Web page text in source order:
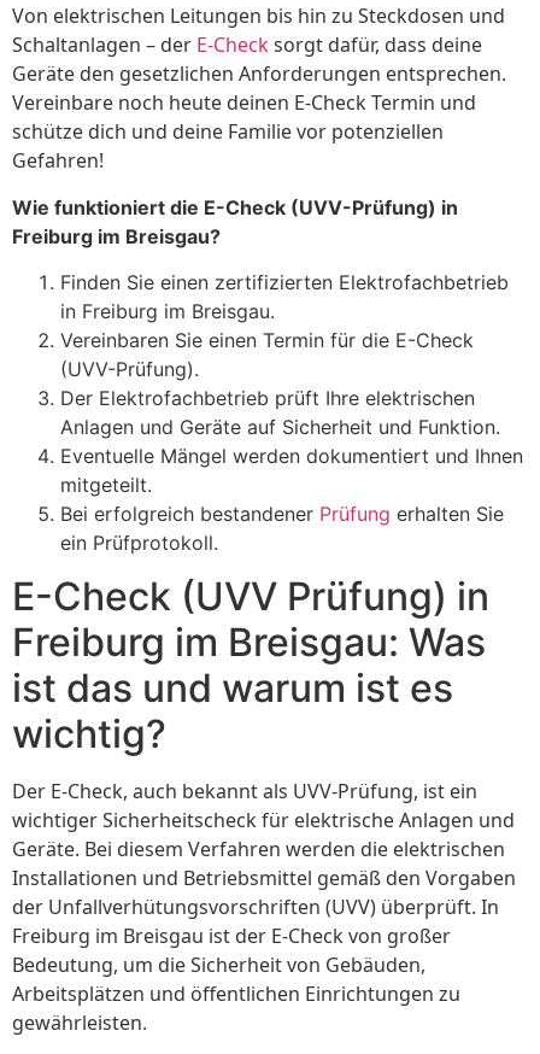
Von elektrischen Leitungen bis hin zu Steckdosen und
Schaltanlagen – der E-Checksorgt dafür, dass deine
Geräte den gesetzlichen Anforderungen entsprechen.
Vereinbare noch heute deinen E-Check Termin und
schütze dich und deine Familie vor potenziellen
Gefahren!
Wie funktioniert die E-Check (UVV-Prüfung) in
Freiburg im Breisgau?
Finden Sie einen zertifizierten Elektrofachbetrieb
in Freiburg im Breisgau.
Vereinbaren Sie einen Termin für die E-Check
(UVV-Prüfung).
Der Elektrofachbetrieb prüft Ihre elektrischen
Anlagen und Geräte auf Sicherheit und Funktion.
Eventuelle Mängel werden dokumentiert und Ihnen
mitgeteilt.
Bei erfolgreich bestandener Prüfung erhalten Sie
ein Prüfprotokoll.
E-Check (UVV Prüfung) in
Freiburg im Breisgau: Was
ist das und warum ist es
wichtig?
Der E-Check, auch bekannt als UVV-Prüfung, ist ein
wichtiger Sicherheitscheck für elektrische Anlagen und
Geräte. Bei diesem Verfahren werden die elektrischen
Installationen und Betriebsmittel gemäß den Vorgaben
der Unfallverhütungsvorschriften (UVV) überprüft. In
Freiburg im Breisgau ist der E-Check von großer
Bedeutung, um die Sicherheit von Gebäuden,
Arbeitsplätzen und öffentlichen Einrichtungen zu
gewährleisten.